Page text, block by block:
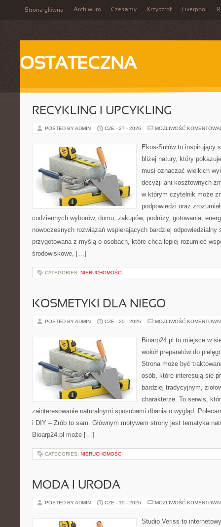
Strona główna Archiwum Czekamy Krzysztof Liverpool
OSTATECZNA
RECYKLING I UPCYKLING
POSTED BY ADMIN CZE - 27 - 2026 MOŻLIWOŚĆ
Ekos-Sułów to inspirujący
bliżej natury, który
musi oznaczać wielkich
decyzji ani kosztownych
w którym czytelnik może
podpowiedzi oraz
codziennych wyborów, domu, zakupów, podróży, gotowania,
nowoczesnych rozwiązań wspierających bardziej odpowiedzialny
przygotowana z myślą o osobach, które chcą lepiej rozumieć
środowiskowe, […]
CATEGORIES: NIERUCHOMOŚCI
KOSMETYKI DLA NIEGO
POSTED BY ADMIN CZE - 20 - 2026 MOŻLIWOŚĆ
Bioarp24.pl to miejsce w
wokół preparatów do
Strona może być
osób, które interesują się
bardziej tradycyjnym,
charakterze. To serwis,
zainteresowanie naturalnymi sposobami dbania o wygląd.
i DIY – Zrób to sam. Głównym motywem strony jest tematyka
Bioarp24.pl może […]
CATEGORIES: NIERUCHOMOŚCI
MODA I URODA
POSTED BY ADMIN CZE - 19 - 2026 MOŻLIWOŚĆ
Studio Veriss to